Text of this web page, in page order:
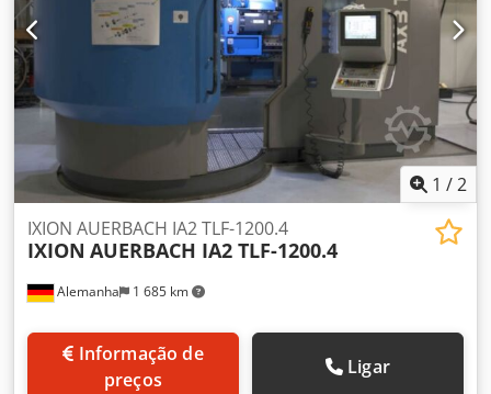
1 /2
Alemanha 1 685 km
IXION AUERBACH IA2 TLF-1200.4
IXION AUERBACH IA2 TLF-1200.4
preços
Ligar